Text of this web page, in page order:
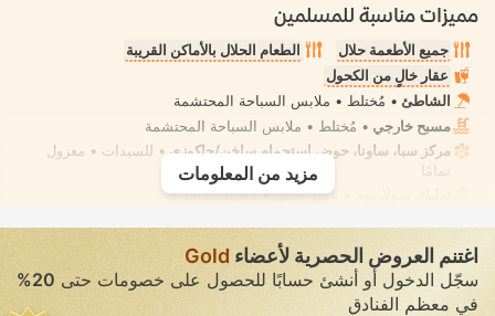
مميزات مناسبة للمسلمين
جميع الأطعمة حلال
الطعام الحلال بالأماكن القريبة
عقار خالٍ من الكحول
الشاطئ • مُختلط • ملابس السباحة المحتشمة
مسبح خارجي • مُختلط • ملابس السباحة المحتشمة
مركز سبا، ساونا، حوض استحمام ساخن/جاكوزي • للسيدات • معزول
• تأجير خاص • معزول تمامًا
مزيد من المعلومات
اغتنم العروض الحصرية لأعضاء Gold
سجّل الدخول أو أنشئ حسابًا للحصول على خصومات حتى20%
في معظم الفنادق